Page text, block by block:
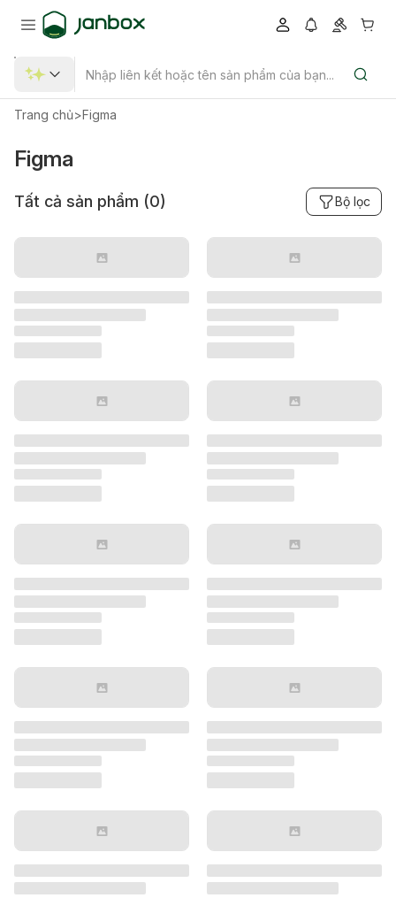
Trang chủ>Figma
Figma
Tất cả sản phẩm (0) Bộ lọc